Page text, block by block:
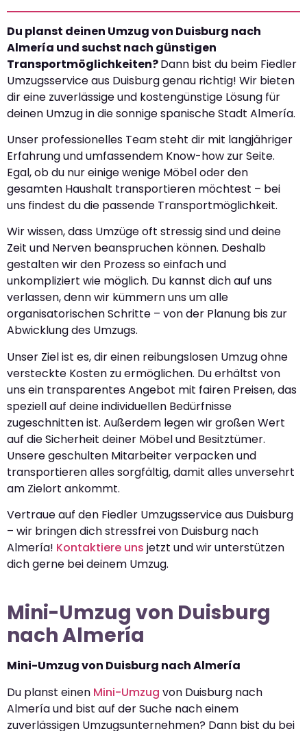
Du planst deinen Umzug von Duisburg nach
Almería und suchst nach günstigen
Transportmöglichkeiten?Dann bist du beim Fiedler
Umzugsservice aus Duisburg genau richtig! Wir bieten
dir eine zuverlässige und kostengünstige Lösung für
deinen Umzug in die sonnige spanische Stadt Almería.
Unser professionelles Team steht dir mit langjähriger
Erfahrung und umfassendem Know-how zur Seite.
Egal, ob du nur einige wenige Möbel oder den
gesamten Haushalt transportieren möchtest – bei
uns findest du die passende Transportmöglichkeit.
Wir wissen, dass Umzüge oft stressig sind und deine
Zeit und Nerven beanspruchen können. Deshalb
gestalten wir den Prozess so einfach und
unkompliziert wie möglich. Du kannst dich auf uns
verlassen, denn wir kümmern uns um alle
organisatorischen Schritte – von der Planung bis zur
Abwicklung des Umzugs.
Unser Ziel ist es, dir einen reibungslosen Umzug ohne
versteckte Kosten zu ermöglichen. Du erhältst von
uns ein transparentes Angebot mit fairen Preisen, das
speziell auf deine individuellen Bedürfnisse
zugeschnitten ist. Außerdem legen wir großen Wert
auf die Sicherheit deiner Möbel und Besitztümer.
Unsere geschulten Mitarbeiter verpacken und
transportieren alles sorgfältig, damit alles unversehrt
am Zielort ankommt.
Vertraue auf den Fiedler Umzugsservice aus Duisburg
– wir bringen dich stressfrei von Duisburg nach
Almería! Kontaktiere uns jetzt und wir unterstützen
dich gerne bei deinem Umzug.
Mini-Umzug von Duisburg
nach Almería
Mini-Umzug von Duisburg nach Almería
Du planst einen Mini-Umzug von Duisburg nach
Almería und bist auf der Suche nach einem
zuverlässigen Umzugsunternehmen? Dann bist du bei